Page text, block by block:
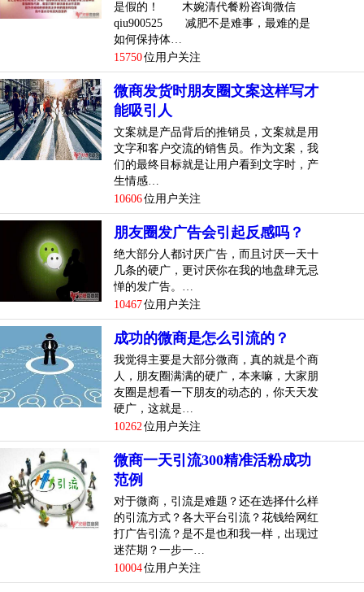
是假的！ 木婉清代餐粉咨询微信
qiu900525 减肥不是难事，最难的是
如何保持体…
15750位用户关注
微商发货时朋友圈文案这样写才
能吸引人
文案就是产品背后的推销员，文案就是用
文字和客户交流的销售员。作为文案，我
们的最终目标就是让用户看到文字时，产
生情感…
10606位用户关注
朋友圈发广告会引起反感吗？
绝大部分人都讨厌广告，而且讨厌一天十
几条的硬广，更讨厌你在我的地盘肆无忌
惮的发广告。…
10467位用户关注
成功的微商是怎么引流的？
我觉得主要是大部分微商，真的就是个商
人，朋友圈满满的硬广，本来嘛，大家朋
友圈是想看一下朋友的动态的，你天天发
硬广，这就是…
10262位用户关注
微商一天引流300精准活粉成功
范例
对于微商，引流是难题？还在选择什么样
的引流方式？各大平台引流？花钱给网红
打广告引流？是不是也和我一样，出现过
迷茫期？一步一…
10004位用户关注